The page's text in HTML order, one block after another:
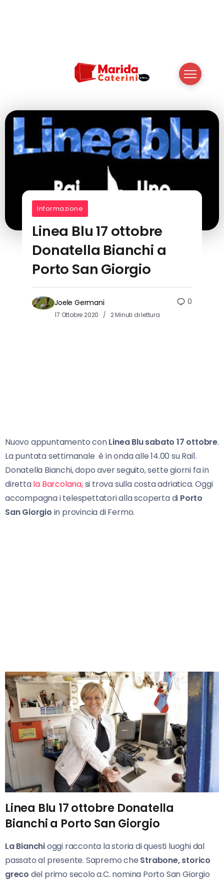
Informazione
Linea Blu 17 ottobre
Donatella Bianchi a
Porto San Giorgio
Joele Germani
17 Ottobre 2020 2 Minuti di lettura
0
Nuovo appuntamento conLinea Blu sabato 17 ottobre.
La puntata settimanale è in onda alle 14.00 su Rai1.
Donatella Bianchi, dopo aver seguito, sette giorni fa in
direttala Barcolana,si trova sulla costa adriatica. Oggi
accompagna i telespettatori alla scoperta di Porto
San Giorgio in provincia di Fermo.
Linea Blu 17 ottobre Donatella
Bianchi a Porto San Giorgio
La Bianchioggi racconta la storia di questi luoghi dal
passato al presente. Sapremo che Strabone, storico
greco del primo secolo a.C. nomina Porto San Giorgio